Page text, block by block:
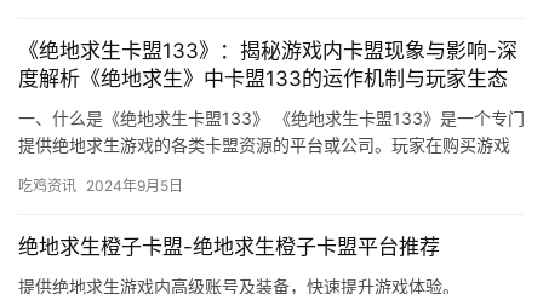
《绝地求生卡盟133》：揭秘游戏内卡盟现象与影响-深
度解析《绝地求生》中卡盟133的运作机制与玩家生态
一、什么是《绝地求生卡盟133》 《绝地求生卡盟133》是一个专门
提供绝地求生游戏的各类卡盟资源的平台或公司。玩家在购买游戏
吃鸡资讯 2024年9月5日
绝地求生橙子卡盟-绝地求生橙子卡盟平台推荐
提供绝地求生游戏内高级账号及装备，快速提升游戏体验。